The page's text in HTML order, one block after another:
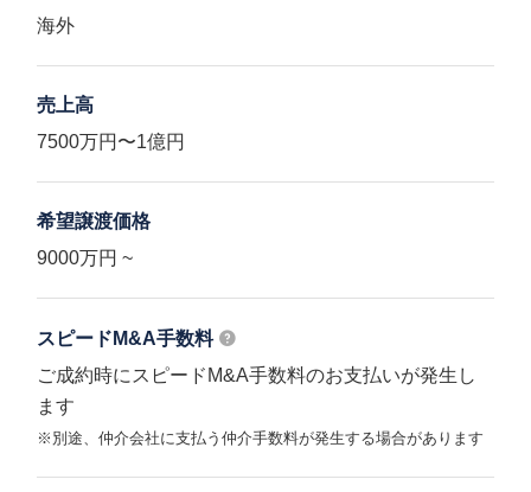
海外
売上高
7500万円〜1億円
希望譲渡価格
9000万円 ~
スピードM&A手数料
ご成約時にスピードM&A手数料のお支払いが発生し
ます
※別途、仲介会社に支払う仲介手数料が発生する場合があります